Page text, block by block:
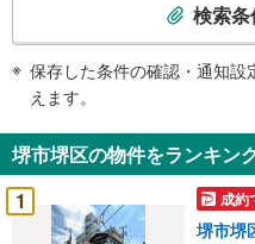
知
を
受
け
検索
保存した条件の確認・通知設
えます。
堺市堺区の物件をランキン
1
成約
堺市堺